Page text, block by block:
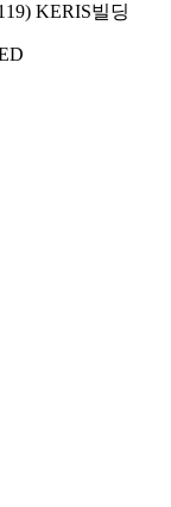
KERIS빌딩